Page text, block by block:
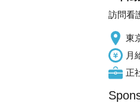
訪問看
東
月
正